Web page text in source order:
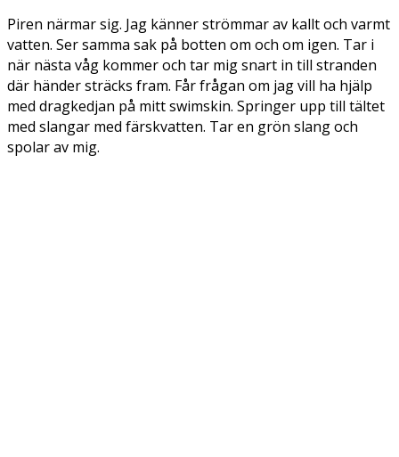
Piren närmar sig. Jag känner strömmar av kallt och varmt
vatten. Ser samma sak på botten om och om igen. Tar i
när nästa våg kommer och tar mig snart in till stranden
där händer sträcks fram. Får frågan om jag vill ha hjälp
med dragkedjan på mitt swimskin. Springer upp till tältet
med slangar med färskvatten. Tar en grön slang och
spolar av mig.